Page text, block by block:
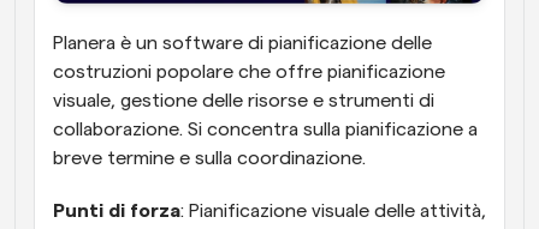
Planera è un software di pianificazione delle
costruzioni popolare che offre pianificazione
visuale, gestione delle risorse e strumenti di
collaborazione. Si concentra sulla pianificazione a
breve termine e sulla coordinazione.
Punti di forza: Pianificazione visuale delle attività,